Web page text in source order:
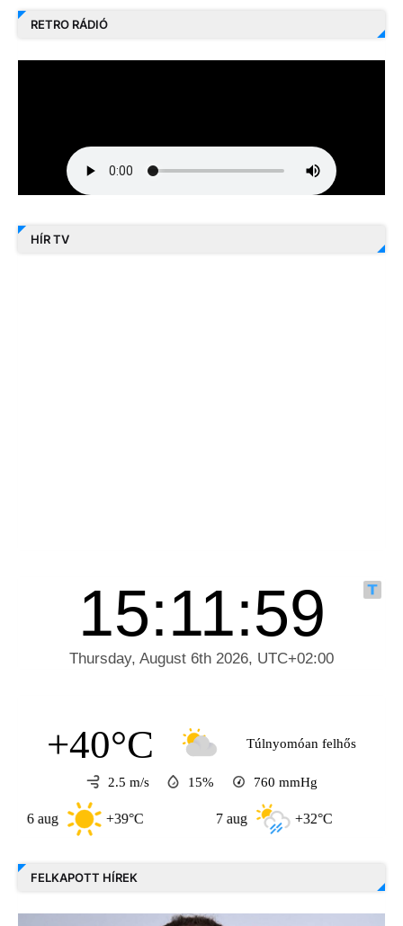
RETRO RÁDIÓ
HÍR TV
+40°C Túlnyomóan felhős
2.5 m/s 15% 760 mmHg
+39°C +32°C
FELKAPOTT HÍREK